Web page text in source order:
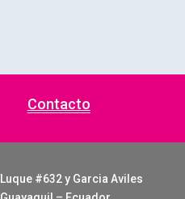
Contacto
Luque #632 y Garcia Aviles